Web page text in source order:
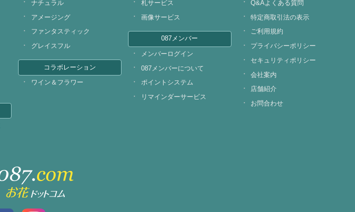
ナチュラル
アメージング
ファンタスティック
グレイスフル
コラボレーション
ワイン＆フラワー
札サービス
画像サービス
087メンバー
メンバーログイン
087メンバーについて
ポイントシステム
リマインダーサービス
Q&Aよくある質問
特定商取引法の表示
ご利用規約
プライバシーポリシー
セキュリティポリシー
会社案内
店舗紹介
お問合わせ